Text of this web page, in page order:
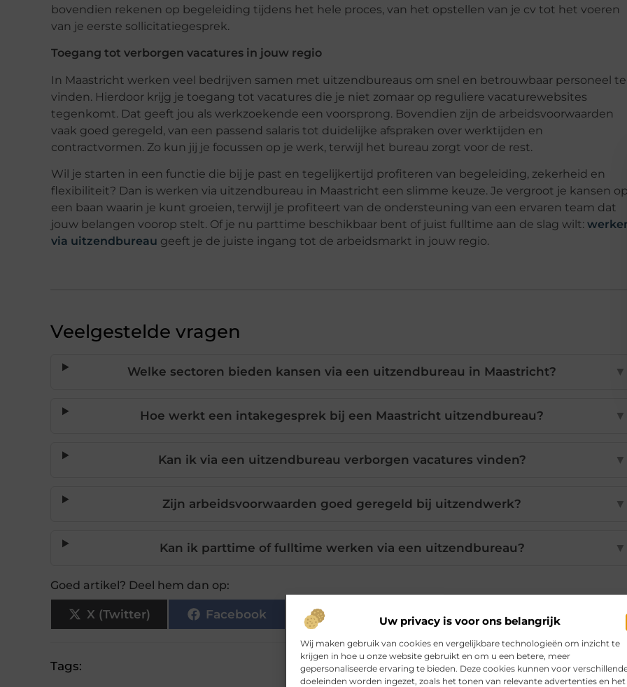
Uw privacy is voor ons belangrijk
Wij maken gebruik van cookies en vergelijkbare technologieën om inzicht te
krijgen in hoe u onze website gebruikt en om u een betere, meer
gepersonaliseerde ervaring te bieden. Deze cookies kunnen voor
doeleinden worden ingezet, zoals het tonen van relevante advertenties en het
bovendien rekenen op begeleiding tijdens het hele proces, van het opstellen van je cv tot het voeren
van je eerste sollicitatiegesprek.
Toegang tot verborgen vacatures in jouw regio
In Maastricht werken veel bedrijven samen met uitzendbureaus om snel en betrouwbaar personeel te
vinden. Hierdoor krijg je toegang tot vacatures die je niet zomaar op reguliere vacaturewebsites
tegenkomt. Dat geeft jou als werkzoekende een voorsprong. Bovendien zijn de arbeidsvoorwaarden
vaak goed geregeld, van een passend salaris tot duidelijke afspraken over werktijden en
contractvormen. Zo kun jij je focussen op je werk, terwijl het bureau zorgt voor de rest.
Wil je starten in een functie die bij je past en tegelijkertijd profiteren van begeleiding, zekerheid en
flexibiliteit? Dan is werken via uitzendbureau in Maastricht een slimme keuze. Je vergroot je kansen
een baan waarin je kunt groeien, terwijl je profiteert van de ondersteuning van een ervaren team dat
jouw belangen voorop stelt. Of je nu parttime beschikbaar bent of juist fulltime aan de slag wilt:
via uitzendbureau geeft je de juiste ingang tot de arbeidsmarkt in jouw regio.
Veelgestelde vragen
Welke sectoren bieden kansen via een uitzendbureau in Maastricht? ▼
Hoe werkt een intakegesprek bij een Maastricht uitzendbureau? ▼
Kan ik via een uitzendbureau verborgen vacatures vinden? ▼
Zijn arbeidsvoorwaarden goed geregeld bij uitzendwerk? ▼
Kan ik parttime of fulltime werken via een uitzendbureau? ▼
Goed artikel? Deel hem dan op:
X (Twitter) Facebook Pinterest LinkedIn
Tags: